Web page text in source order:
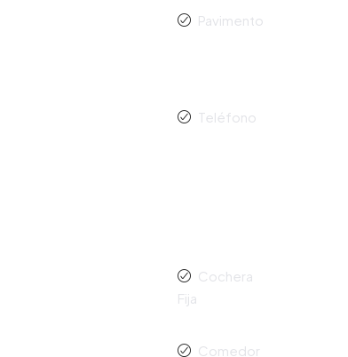
Pavimento
Teléfono
Cochera
Fija
Comedor